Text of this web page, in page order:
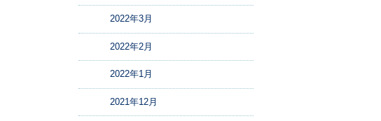
2022年3月
2022年2月
2022年1月
2021年12月